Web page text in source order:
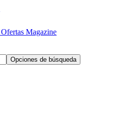
Ofertas Magazine
Opciones de búsqueda